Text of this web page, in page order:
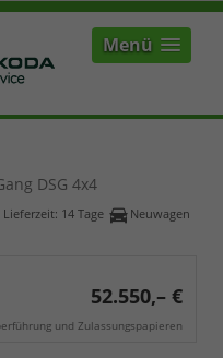
Menü
DSG 4x4
14 Tage
Neuwagen
52.550,– €
und Zulassungspapieren